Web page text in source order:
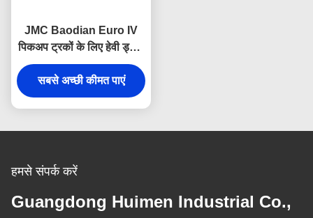
JMC Baodian Euro IV
पिकअप ट्रकों के लिए हेवी ड्यूटी
EP1-7563-CA क्लच प्रेशर
प्लेट।
सबसे अच्छी कीमत पाएं
हमसे संपर्क करें
Guangdong Huimen Industrial Co.,